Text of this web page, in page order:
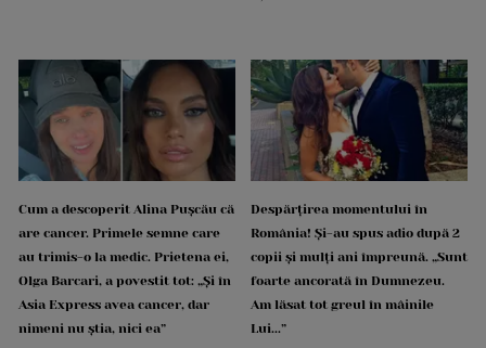
Cum a descoperit Alina Pușcău că
are cancer. Primele semne care
au trimis-o la medic. Prietena ei,
Olga Barcari, a povestit tot: „Și în
Asia Express avea cancer, dar
nimeni nu știa, nici ea”
Despărțirea momentului în
România! Și-au spus adio după 2
copii și mulți ani împreună. „Sunt
foarte ancorată în Dumnezeu.
Am lăsat tot greul în mâinile
Lui...”